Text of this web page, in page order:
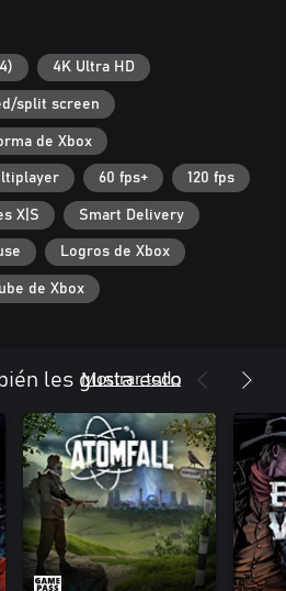
4K Ultra HD
split screen
de Xbox
60 fps+ 120 fps
X|S Smart Delivery
Logros de Xbox
de Xbox
les gusta esto
Mostrar todo